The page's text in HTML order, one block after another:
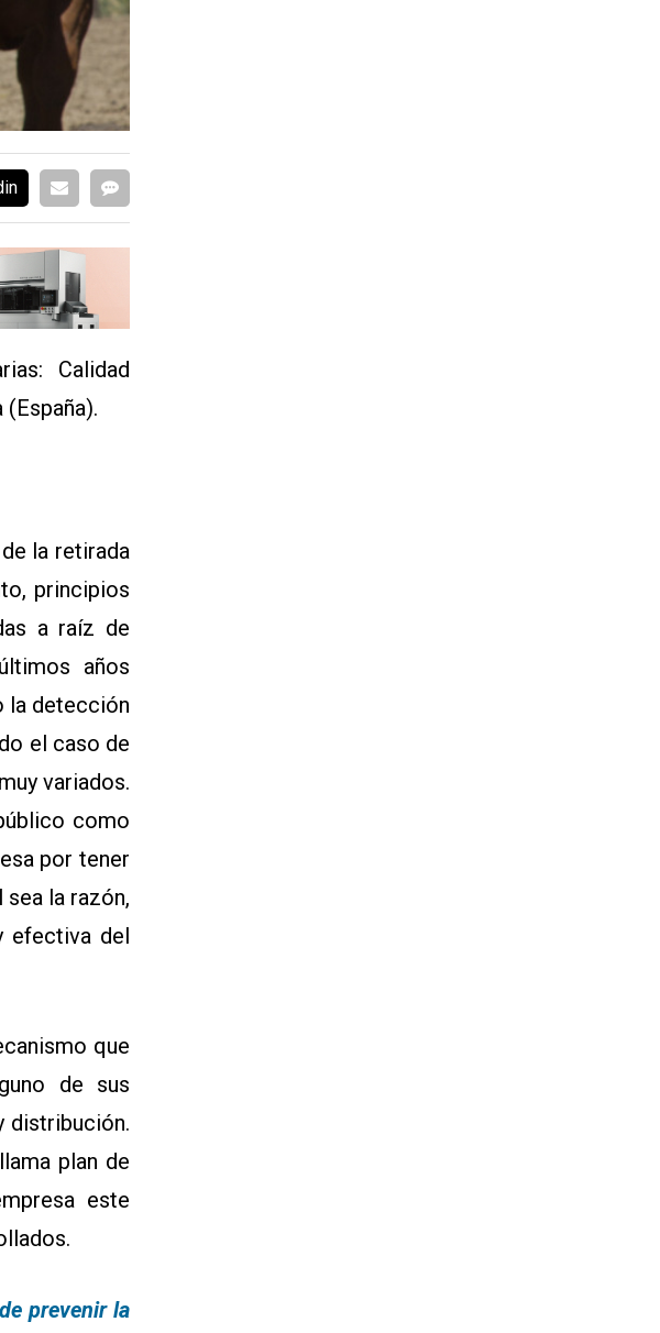
Calidad
la retirada
principios
a raíz de
años
la detección
el caso de
variados.
como
por tener
la razón,
efectiva del
que
de sus
distribución.
plan de
este
prevenir la